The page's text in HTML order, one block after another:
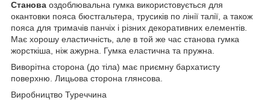
Станова оздоблювальна гумка використовується для
окантовки пояса бюстгальтера, трусиків по лінії талії, а також
пояса для тримачів панчіх і різних декоративних елементів.
Має хорошу еластичність, але в той же час станова гумка
жорсткіша, ніж ажурна. Гумка еластична та пружна.
Виворітна сторона (до тіла) має приємну бархатисту
поверхню. Лицьова сторона глянсова.
Виробництво Туреччина